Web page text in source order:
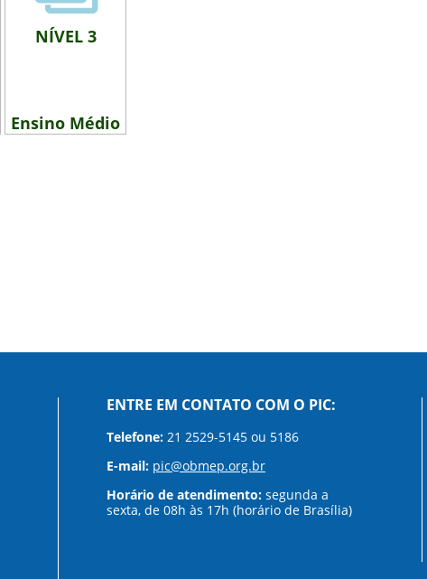
NÍVEL 3
Ensino Médio
ENTRE EM CONTATO COM O PIC:
Telefone: 21 2529-5145 ou 5186
E-mail: pic@obmep.org.br
Horário de atendimento: segunda a
sexta, de 08h às 17h (horário de Brasília)